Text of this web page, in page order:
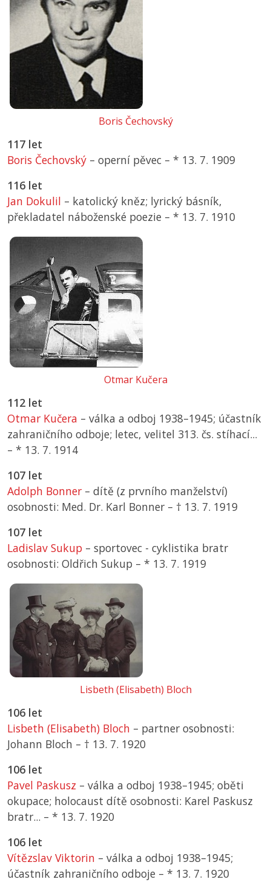
Boris Čechovský
117 let
Boris Čechovský – operní pěvec – * 13. 7. 1909
116 let
Jan Dokulil – katolický kněz; lyrický básník,
překladatel náboženské poezie – * 13. 7. 1910
Otmar Kučera
112 let
Otmar Kučera – válka a odboj 1938–1945; účastník
zahraničního odboje; letec, velitel 313. čs. stíhací...
– * 13. 7. 1914
107 let
Adolph Bonner – dítě (z prvního manželství)
osobnosti: Med. Dr. Karl Bonner – † 13. 7. 1919
107 let
Ladislav Sukup – sportovec - cyklistika bratr
osobnosti: Oldřich Sukup – * 13. 7. 1919
Lisbeth (Elisabeth) Bloch
106 let
Lisbeth (Elisabeth) Bloch – partner osobnosti:
Johann Bloch – † 13. 7. 1920
106 let
Pavel Paskusz – válka a odboj 1938–1945; oběti
okupace; holocaust dítě osobnosti: Karel Paskusz
bratr... – * 13. 7. 1920
106 let
Vítězslav Viktorin – válka a odboj 1938–1945;
účastník zahraničního odboje – * 13. 7. 1920